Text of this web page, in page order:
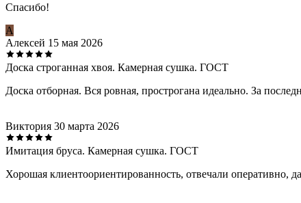
Спасибо!
А
Алексей 15 мая 2026
Доска строганная хвоя. Камерная сушка. ГОСТ
Доска отборная. Вся ровная, прострогана идеально. За
Виктория 30 марта 2026
Имитация бруса. Камерная сушка. ГОСТ
Хорошая клиентоориентированность, отвечали оперативно,